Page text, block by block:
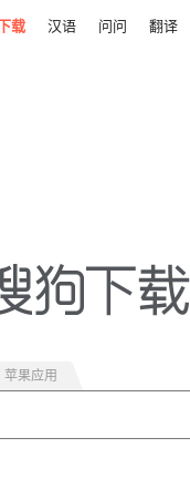
载 汉语 问问 翻译
苹果应用